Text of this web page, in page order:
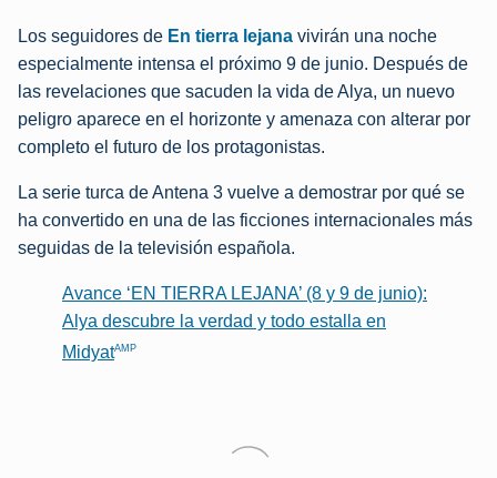
Los seguidores de En tierra lejana vivirán una noche
especialmente intensa el próximo 9 de junio. Después de
las revelaciones que sacuden la vida de Alya, un nuevo
peligro aparece en el horizonte y amenaza con alterar por
completo el futuro de los protagonistas.
La serie turca de Antena 3 vuelve a demostrar por qué se
ha convertido en una de las ficciones internacionales más
seguidas de la televisión española.
Avance ‘EN TIERRA LEJANA’ (8 y 9 de junio):
Alya descubre la verdad y todo estalla en
MidyatAMP